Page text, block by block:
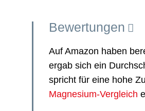
Bewertungen
Auf Amazon haben
ergab sich ein
spricht für eine hohe
Magnesium-Vergleich